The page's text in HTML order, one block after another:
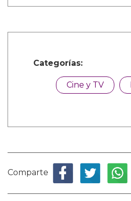
Categorías:
Cine y TV
Comparte